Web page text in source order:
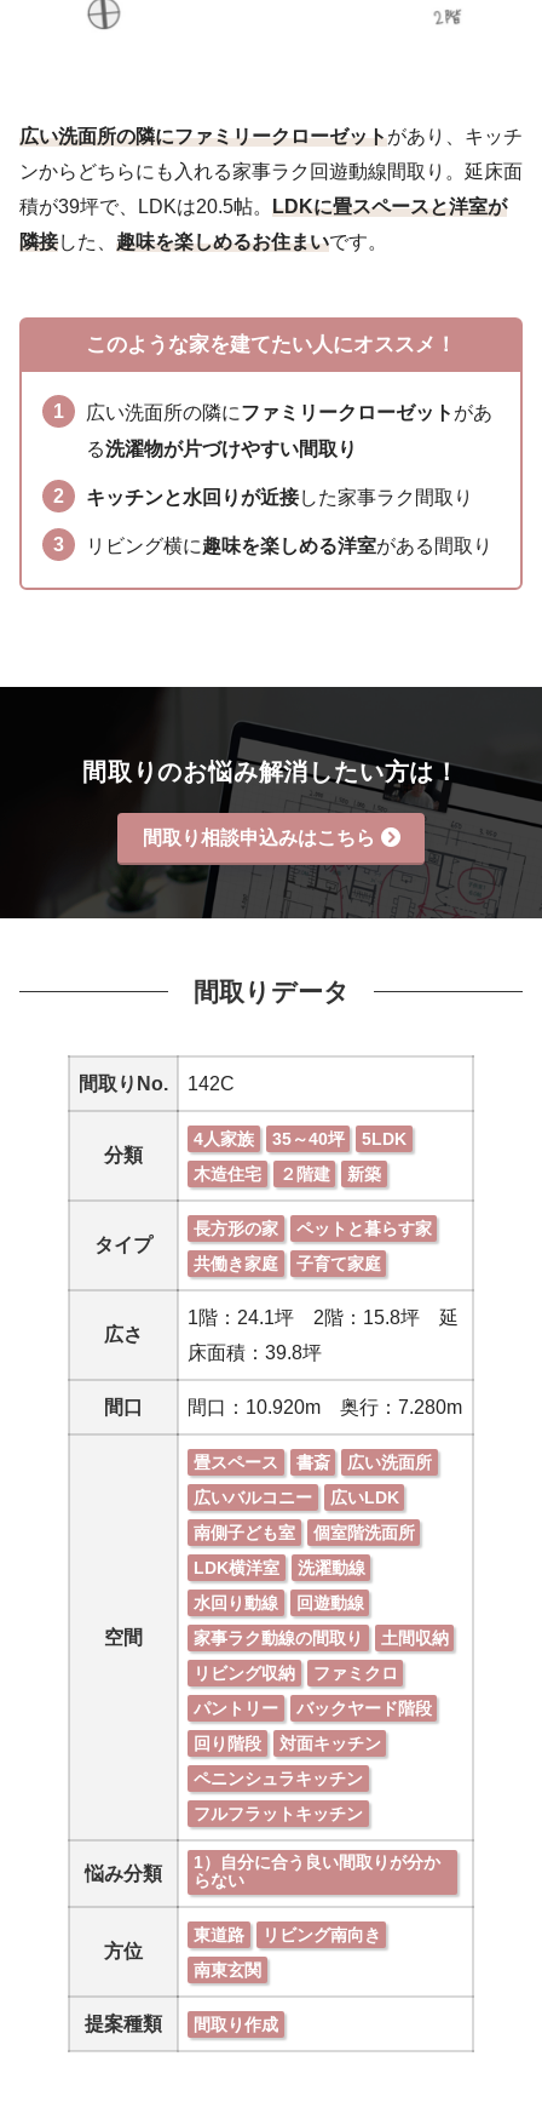
広い洗面所の隣にファミリークローゼットがあり、キッチ
ンからどちらにも入れる家事ラク回遊動線間取り。延床面
積が39坪で、LDKは20.5帖。 LDKに畳スペースと洋室が
隣接した、 趣味を楽しめるお住まいです。
このような家を建てたい人にオススメ！
広い洗面所の隣にファミリークローゼット があ
る洗濯物が片づけやすい間取り
キッチンと水回りが近接した家事ラク間取り
リビング横に趣味を楽しめる洋室がある間取り
間取りのお悩み解消したい方は！
間取り相談申込みはこちら
間取りデータ
間取りNo. 142C
分類
4人家族 35～40坪
5LDK
木造住宅
２階建 新築
タイプ
長方形の家
ペットと暮らす家
共働き家庭
子育て家庭
広さ
1階：24.1坪 2階：15.8坪 延
床面積：39.8坪
間口 間口：10.920m 奥行：7.280m
空間
畳スペース 書斎
広い洗面所
広いバルコニー
広いLDK
南側子ども室
個室階洗面所
LDK横洋室
洗濯動線
水回り動線
回遊動線
家事ラク動線の間取り
土間収納
リビング収納
ファミクロ
パントリー
バックヤード階段
回り階段
対面キッチン
ペニンシュラキッチン
フルフラットキッチン
悩み分類
1）自分に合う良い間取りが分か
らない
方位
東道路
リビング南向き
南東玄関
提案種類 間取り作成